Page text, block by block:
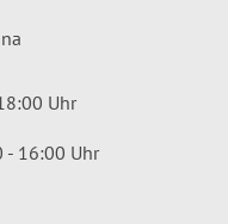
Uhr
- 16:00 Uhr